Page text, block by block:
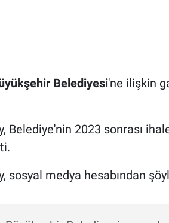
Belediyesi'ne ilişkin
Belediye'nin 2023 sonrası
sosyal medya hesabından